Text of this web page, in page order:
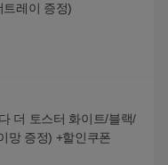
트레이 증정)
더 토스터 화이트/블랙/
망 증정) +할인쿠폰